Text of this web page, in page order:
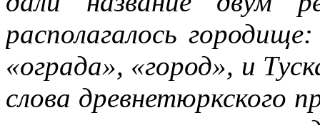
располагалось
«ограда», «город», и
слова древнетюркского